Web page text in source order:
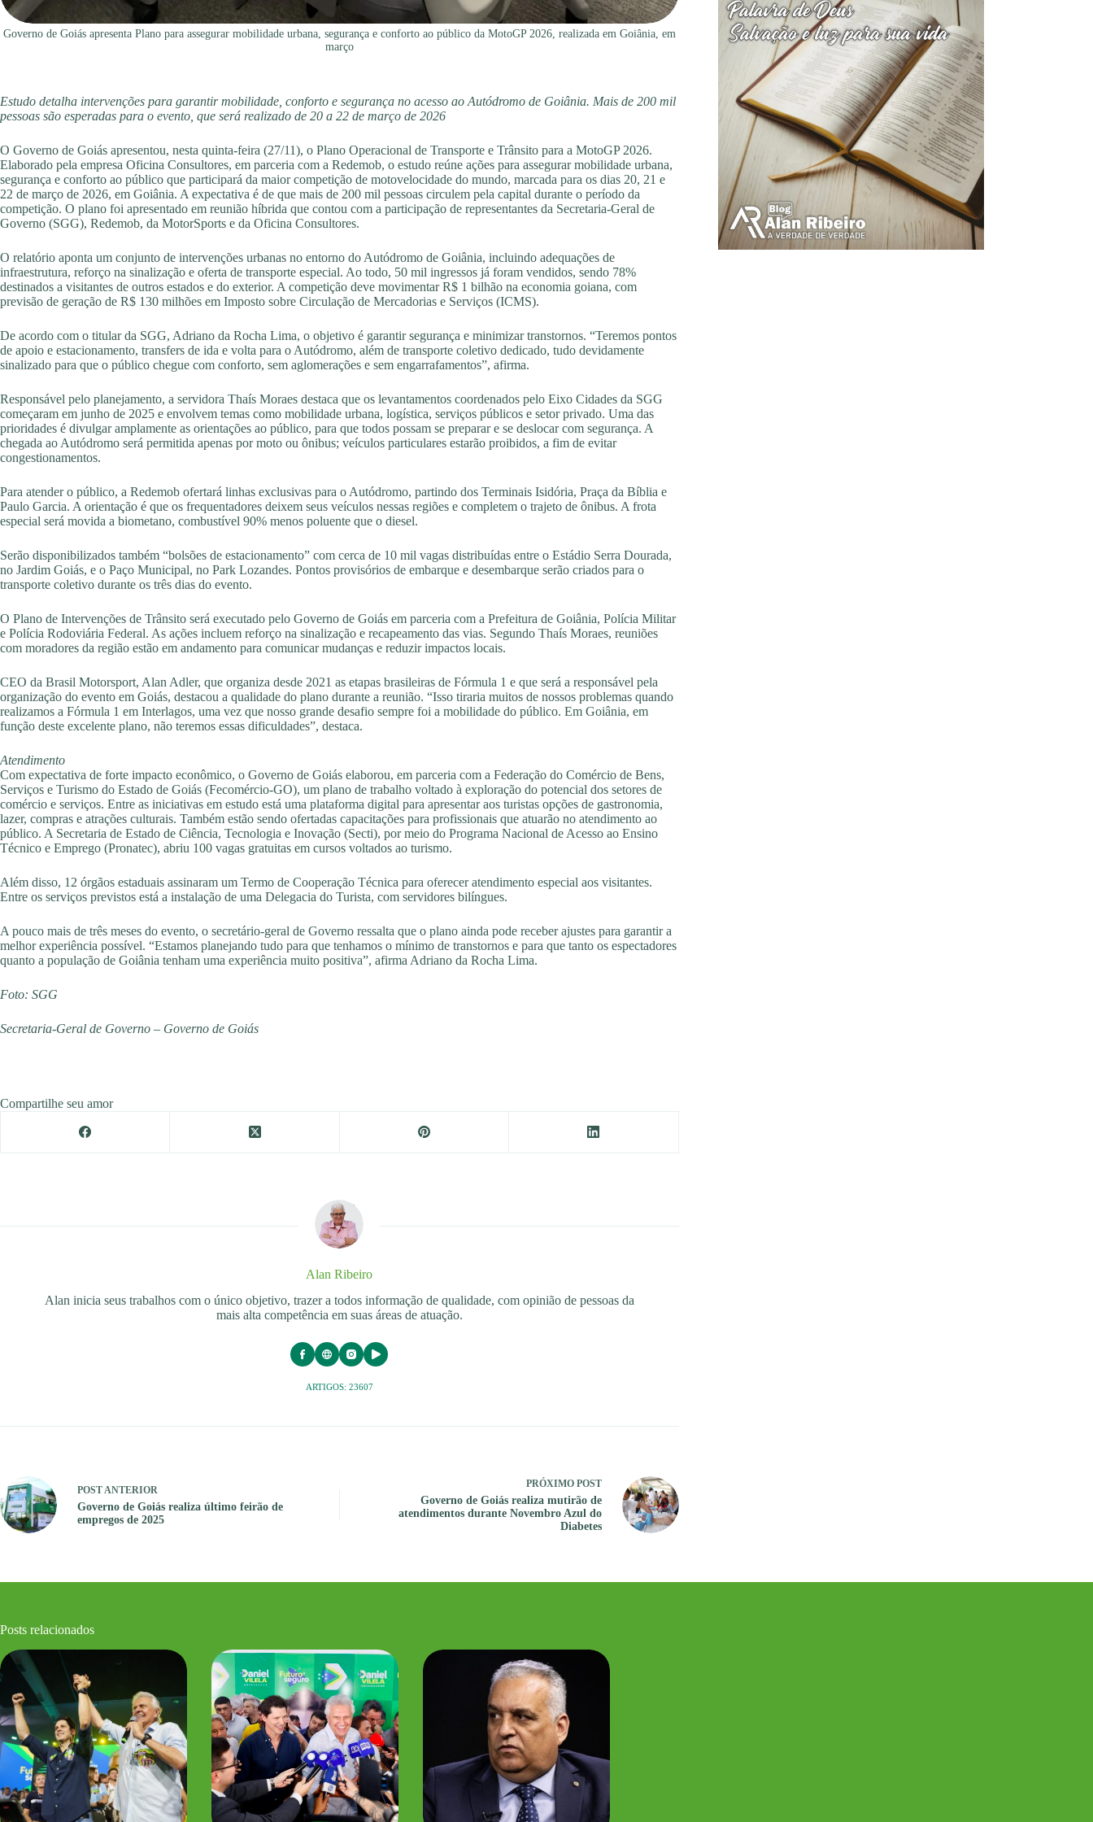
Governo de Goiás apresenta Plano para assegurar mobilidade urbana, segurança e conforto ao público da MotoGP 2026, realizada em Goiânia, em
março
Estudo detalha intervenções para garantir mobilidade, conforto e segurança no acesso ao Autódromo de Goiânia. Mais de 200 mil
pessoas são esperadas para o evento, que será realizado de 20 a 22 de março de 2026
O Governo de Goiás apresentou, nesta quinta-feira (27/11), o Plano Operacional de Transporte e Trânsito para a MotoGP 2026.
Elaborado pela empresa Oficina Consultores, em parceria com a Redemob, o estudo reúne ações para assegurar mobilidade urbana,
segurança e conforto ao público que participará da maior competição de motovelocidade do mundo, marcada para os dias 20, 21 e
22 de março de 2026, em Goiânia. A expectativa é de que mais de 200 mil pessoas circulem pela capital durante o período da
competição. O plano foi apresentado em reunião híbrida que contou com a participação de representantes da Secretaria-Geral de
Governo (SGG), Redemob, da MotorSports e da Oficina Consultores.
O relatório aponta um conjunto de intervenções urbanas no entorno do Autódromo de Goiânia, incluindo adequações de
infraestrutura, reforço na sinalização e oferta de transporte especial. Ao todo, 50 mil ingressos já foram vendidos, sendo 78%
destinados a visitantes de outros estados e do exterior. A competição deve movimentar R$ 1 bilhão na economia goiana, com
previsão de geração de R$ 130 milhões em Imposto sobre Circulação de Mercadorias e Serviços (ICMS).
De acordo com o titular da SGG, Adriano da Rocha Lima, o objetivo é garantir segurança e minimizar transtornos. “Teremos pontos
de apoio e estacionamento, transfers de ida e volta para o Autódromo, além de transporte coletivo dedicado, tudo devidamente
sinalizado para que o público chegue com conforto, sem aglomerações e sem engarrafamentos”, afirma.
Responsável pelo planejamento, a servidora Thaís Moraes destaca que os levantamentos coordenados pelo Eixo Cidades da SGG
começaram em junho de 2025 e envolvem temas como mobilidade urbana, logística, serviços públicos e setor privado. Uma das
prioridades é divulgar amplamente as orientações ao público, para que todos possam se preparar e se deslocar com segurança. A
chegada ao Autódromo será permitida apenas por moto ou ônibus; veículos particulares estarão proibidos, a fim de evitar
congestionamentos.
Para atender o público, a Redemob ofertará linhas exclusivas para o Autódromo, partindo dos Terminais Isidória, Praça da Bíblia e
Paulo Garcia. A orientação é que os frequentadores deixem seus veículos nessas regiões e completem o trajeto de ônibus. A frota
especial será movida a biometano, combustível 90% menos poluente que o diesel.
Serão disponibilizados também “bolsões de estacionamento” com cerca de 10 mil vagas distribuídas entre o Estádio Serra Dourada,
no Jardim Goiás, e o Paço Municipal, no Park Lozandes. Pontos provisórios de embarque e desembarque serão criados para o
transporte coletivo durante os três dias do evento.
O Plano de Intervenções de Trânsito será executado pelo Governo de Goiás em parceria com a Prefeitura de Goiânia, Polícia Militar
e Polícia Rodoviária Federal. As ações incluem reforço na sinalização e recapeamento das vias. Segundo Thaís Moraes, reuniões
com moradores da região estão em andamento para comunicar mudanças e reduzir impactos locais.
CEO da Brasil Motorsport, Alan Adler, que organiza desde 2021 as etapas brasileiras de Fórmula 1 e que será a responsável pela
organização do evento em Goiás, destacou a qualidade do plano durante a reunião. “Isso tiraria muitos de nossos problemas quando
realizamos a Fórmula 1 em Interlagos, uma vez que nosso grande desafio sempre foi a mobilidade do público. Em Goiânia, em
função deste excelente plano, não teremos essas dificuldades”, destaca.
Atendimento
Com expectativa de forte impacto econômico, o Governo de Goiás elaborou, em parceria com a Federação do Comércio de Bens,
Serviços e Turismo do Estado de Goiás (Fecomércio-GO), um plano de trabalho voltado à exploração do potencial dos setores de
comércio e serviços. Entre as iniciativas em estudo está uma plataforma digital para apresentar aos turistas opções de gastronomia,
lazer, compras e atrações culturais. Também estão sendo ofertadas capacitações para profissionais que atuarão no atendimento ao
público. A Secretaria de Estado de Ciência, Tecnologia e Inovação (Secti), por meio do Programa Nacional de Acesso ao Ensino
Técnico e Emprego (Pronatec), abriu 100 vagas gratuitas em cursos voltados ao turismo.
Além disso, 12 órgãos estaduais assinaram um Termo de Cooperação Técnica para oferecer atendimento especial aos visitantes.
Entre os serviços previstos está a instalação de uma Delegacia do Turista, com servidores bilíngues.
A pouco mais de três meses do evento, o secretário-geral de Governo ressalta que o plano ainda pode receber ajustes para garantir a
melhor experiência possível. “Estamos planejando tudo para que tenhamos o mínimo de transtornos e para que tanto os espectadores
quanto a população de Goiânia tenham uma experiência muito positiva”, afirma Adriano da Rocha Lima.
Foto: SGG
Secretaria-Geral de Governo – Governo de Goiás
Compartilhe seu amor
Alan Ribeiro
Alan inicia seus trabalhos com o único objetivo, trazer a todos informação de qualidade, com opinião de pessoas da
mais alta competência em suas áreas de atuação.
ARTIGOS: 23607
POSTANTERIOR
Governo de Goiás realiza último feirão de
empregos de 2025
PRÓXIMO POST
Governo de Goiás realiza mutirão de
atendimentos durante Novembro Azul do
Diabetes
Posts relacionados